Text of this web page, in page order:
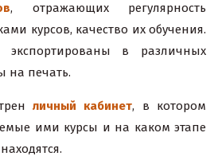
, отражающих регулярность
курсов, качество их обучения.
экспортированы в различных
на печать.
личный кабинет, в котором
ими курсы и на каком этапе